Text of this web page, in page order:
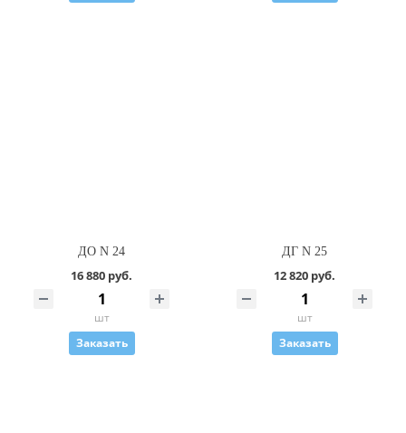
ДО N 24
16 880 руб.
шт
Заказать
ДГ N 25
12 820 руб.
шт
Заказать